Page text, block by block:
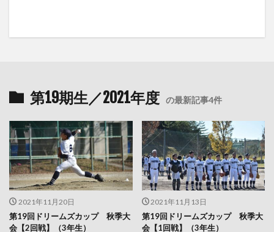
第19期生／2021年度 の最新記事4件
2021年11月20日
第19回ドリームズカップ 秋季大
会【2回戦】（3年生）
2021年11月13日
第19回ドリームズカップ 秋季大
会【1回戦】（3年生）